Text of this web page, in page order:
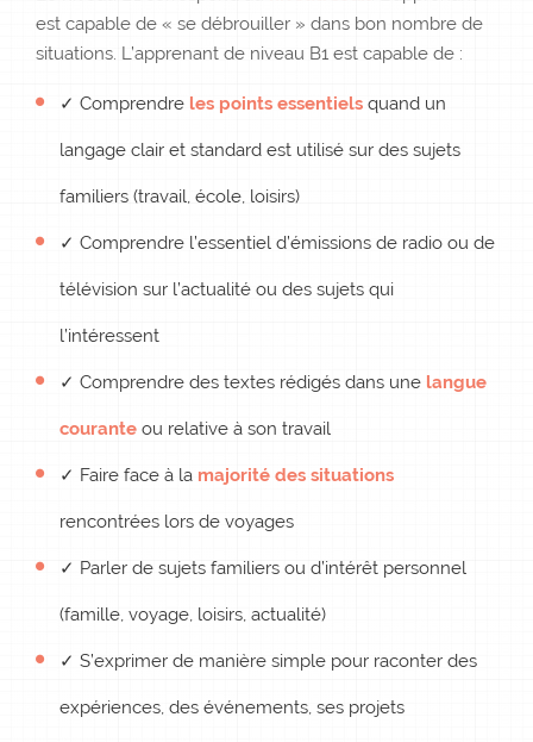
est capable de « se débrouiller » dans bon nombre de
situations. L’apprenant de niveau B1 est capable de :
✓ Comprendre les points essentiels quand un
langage clair et standard est utilisé sur des sujets
familiers (travail, école, loisirs)
✓ Comprendre l’essentiel d’émissions de radio ou de
télévision sur l’actualité ou des sujets qui
l’intéressent
✓ Comprendre des textes rédigés dans une langue
courante ou relative à son travail
✓ Faire face à la majorité des situations
rencontrées lors de voyages
✓ Parler de sujets familiers ou d’intérêt personnel
(famille, voyage, loisirs, actualité)
✓ S’exprimer de manière simple pour raconter des
expériences, des événements, ses projets